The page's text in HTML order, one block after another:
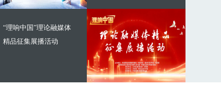
“理响中国”理论融媒体
精品征集展播活动